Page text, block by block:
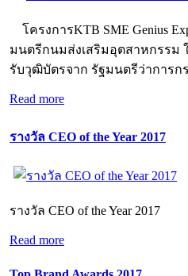
โครงการKTB SME Genius
มนตรีกนมส่งเสริมอุตสาหกรรม
รับวุฒิบัตรจาก รัฐมนตรีว่าการก
Read more
รางวัล CEO of the Year 2017
รางวัล CEO of the Year 2017
Read more